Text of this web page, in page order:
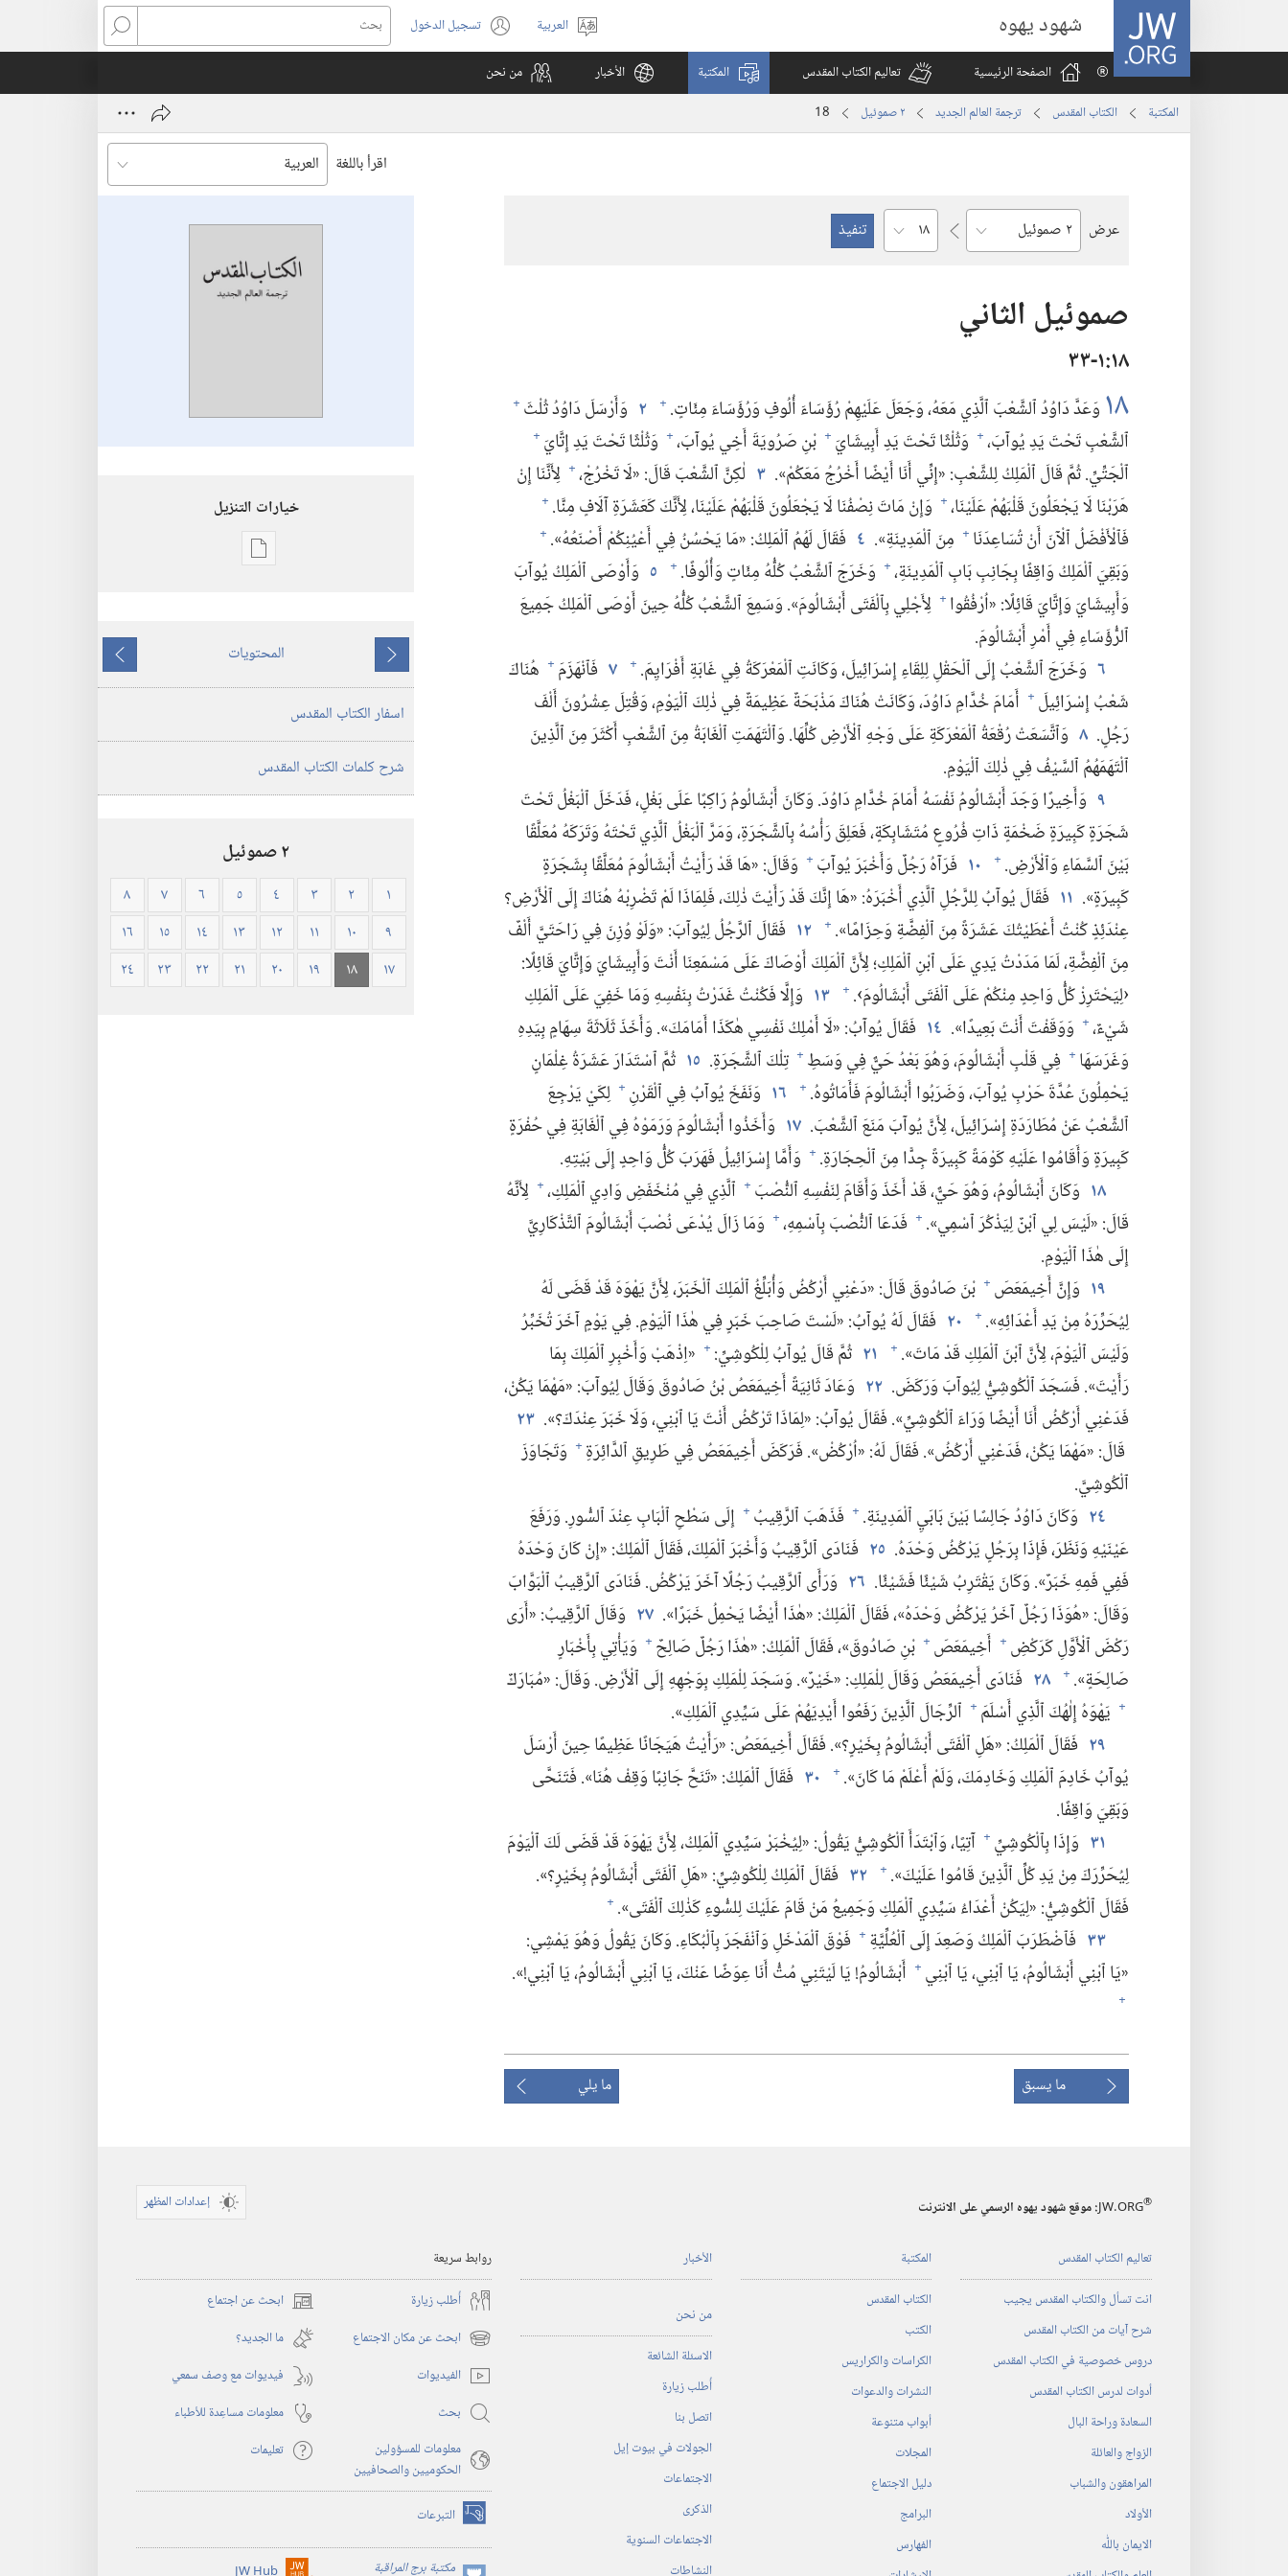
JW.ORG شهود يهوه
اختر
اللغة
العربية تسجيل الدخول
(يفتح
نافذة
بحث
الصفحة الرئيسية
تعاليم الكتاب المقدس المكتبة الأخبار من نحن
المكتبة الكتاب المقدس ترجمة العالم الجديد ٢ صموئيل 18
اقرأ باللغة
عرض
السفر
الفصل
صموئيل الثاني
١٨‏:‏١‏-٣٣
١٨ وَعَدَّ دَاوُدُ ٱلشَّعْبَ ٱلَّذِي مَعَهُ،‏ وَجَعَلَ عَلَيْهِمْ رُؤَسَاءَ أُلُوفٍ وَرُؤَسَاءَ مِئَاتٍ.‏ + ٢ وَأَرْسَلَ دَاوُدُ ثُلْثَ +
ٱلشَّعْبِ تَحْتَ يَدِ يُوآبَ،‏+ وَثُلْثًا تَحْتَ يَدِ أَبِيشَايَ + بْنِ صَرُويَةَ أَخِي يُوآبَ،‏+ وَثُلْثًا تَحْتَ يَدِ إِتَّايَ +
ٱلْجَتِّيِّ.‏ ثُمَّ قَالَ ٱلْمَلِكُ لِلشَّعْبِ:‏ «إِنِّي أَنَا أَيْضًا أَخْرُجُ مَعَكُمْ».‏ ٣ لٰكِنَّ ٱلشَّعْبَ قَالَ:‏ «لَا تَخْرُجْ،‏+ لِأَنَّنَا إِنْ
هَرَبْنَا لَا يَجْعَلُونَ قَلْبَهُمْ عَلَيْنَا،‏+ وَإِنْ مَاتَ نِصْفُنَا لَا يَجْعَلُونَ قَلْبَهُمْ عَلَيْنَا،‏ لِأَنَّكَ كَعَشَرَةِ آلَافٍ مِنَّا.‏ +
فَٱلْأَفْضَلُ ٱلْآنَ أَنْ تُسَاعِدَنَا + مِنَ ٱلْمَدِينَةِ».‏ ٤ فَقَالَ لَهُمُ ٱلْمَلِكُ:‏ «مَا يَحْسُنُ فِي أَعْيُنِكُمْ أَصْنَعُهُ».‏ +
وَبَقِيَ ٱلْمَلِكُ وَاقِفًا بِجَانِبِ بَابِ ٱلْمَدِينَةِ،‏+ وَخَرَجَ ٱلشَّعْبُ كُلُّهُ مِئَاتٍ وَأُلُوفًا.‏ + ٥ وَأَوْصَى ٱلْمَلِكُ يُوآبَ
وَأَبِيشَايَ وَإِتَّايَ قَائِلًا:‏ «اُرْفُقُوا + لِأَجْلِي بِٱلْفَتَى أَبْشَالُومَ».‏ وَسَمِعَ ٱلشَّعْبُ كُلُّهُ حِينَ أَوْصَى ٱلْمَلِكُ جَمِيعَ
ٱلرُّؤَسَاءِ فِي أَمْرِ أَبْشَالُومَ.‏
٦ وَخَرَجَ ٱلشَّعْبُ إِلَى ٱلْحَقْلِ لِلِقَاءِ إِسْرَائِيلَ،‏ وَكَانَتِ ٱلْمَعْرَكَةُ فِي غَابَةِ أَفْرَايِمَ.‏ + ٧ فَٱنْهَزَمَ + هُنَاكَ
شَعْبُ إِسْرَائِيلَ + أَمَامَ خُدَّامِ دَاوُدَ،‏ وَكَانَتْ هُنَاكَ مَذْبَحَةٌ عَظِيمَةٌ فِي ذٰلِكَ ٱلْيَوْمِ،‏ وَقُتِلَ عِشْرُونَ أَلْفَ
رَجُلٍ.‏ ٨ وَٱتَّسَعَتْ رُقْعَةُ ٱلْمَعْرَكَةِ عَلَى وَجْهِ ٱلْأَرْضِ كُلِّهَا.‏ وَٱلْتَهَمَتِ ٱلْغَابَةُ مِنَ ٱلشَّعْبِ أَكْثَرَ مِنَ ٱلَّذِينَ
ٱلْتَهَمَهُمُ ٱلسَّيْفُ فِي ذٰلِكَ ٱلْيَوْمِ.‏
٩ وَأَخِيرًا وَجَدَ أَبْشَالُومُ نَفْسَهُ أَمَامَ خُدَّامِ دَاوُدَ.‏ وَكَانَ أَبْشَالُومُ رَاكِبًا عَلَى بَغْلٍ،‏ فَدَخَلَ ٱلْبَغْلُ تَحْتَ
شَجَرَةٍ كَبِيرَةٍ ضَخْمَةٍ ذَاتِ فُرُوعٍ مُتَشَابِكَةٍ،‏ فَعَلِقَ رَأْسُهُ بِٱلشَّجَرَةِ،‏ وَمَرَّ ٱلْبَغْلُ ٱلَّذِي تَحْتَهُ وَتَرَكَهُ مُعَلَّقًا
بَيْنَ ٱلسَّمَاءِ وَٱلْأَرْضِ.‏ + ١٠ فَرَآهُ رَجُلٌ وَأَخْبَرَ يُوآبَ + وَقَالَ:‏ «هَا قَدْ رَأَيْتُ أَبْشَالُومَ مُعَلَّقًا بِشَجَرَةٍ
كَبِيرَةٍ».‏ ١١ فَقَالَ يُوآبُ لِلرَّجُلِ ٱلَّذِي أَخْبَرَهُ:‏ «هَا إِنَّكَ قَدْ رَأَيْتَ ذٰلِكَ،‏ فَلِمَاذَا لَمْ تَضْرِبْهُ هُنَاكَ إِلَى ٱلْأَرْضِ؟‏
عِنْدَئِذٍ كُنْتُ أَعْطَيْتُكَ عَشَرَةً مِنَ ٱلْفِضَّةِ وَحِزَامًا».‏ + ١٢ فَقَالَ ٱلرَّجُلُ لِيُوآبَ:‏ «وَلَوْ وُزِنَ فِي رَاحَتَيَّ أَلْفٌ
مِنَ ٱلْفِضَّةِ،‏ لَمَا مَدَدْتُ يَدِي عَلَى ٱبْنِ ٱلْمَلِكِ؛‏ لِأَنَّ ٱلْمَلِكَ أَوْصَاكَ عَلَى مَسْمَعِنَا أَنْتَ وَأَبِيشَايَ وَإِتَّايَ قَائِلًا:‏
‹لِيَحْتَرِزْ كُلُّ وَاحِدٍ مِنْكُمْ عَلَى ٱلْفَتَى أَبْشَالُومَ›.‏ + ١٣ وَإِلَّا فَكُنْتُ غَدَرْتُ بِنَفْسِهِ وَمَا خَفِيَ عَلَى ٱلْمَلِكِ
شَيْءٌ،‏+ وَوَقَفْتَ أَنْتَ بَعِيدًا».‏ ١٤ فَقَالَ يُوآبُ:‏ «لَا أَمْلِكُ نَفْسِي هٰكَذَا أَمَامَكَ».‏ وَأَخَذَ ثَلَاثَةَ سِهَامٍ بِيَدِهِ
وَغَرَسَهَا + فِي قَلْبِ أَبْشَالُومَ،‏ وَهُوَ بَعْدُ حَيٌّ فِي وَسَطِ + تِلْكَ ٱلشَّجَرَةِ.‏ ١٥ ثُمَّ ٱسْتَدَارَ عَشَرَةُ غِلْمَانٍ
يَحْمِلُونَ عُدَّةَ حَرْبِ يُوآبَ،‏ وَضَرَبُوا أَبْشَالُومَ فَأَمَاتُوهُ.‏ + ١٦ وَنَفَخَ يُوآبُ فِي ٱلْقَرْنِ + لِكَيْ يَرْجِعَ
ٱلشَّعْبُ عَنْ مُطَارَدَةِ إِسْرَائِيلَ،‏ لِأَنَّ يُوآبَ مَنَعَ ٱلشَّعْبَ.‏ ١٧ وَأَخَذُوا أَبْشَالُومَ وَرَمَوْهُ فِي ٱلْغَابَةِ فِي حُفْرَةٍ
كَبِيرَةٍ وَأَقَامُوا عَلَيْهِ كَوْمَةً كَبِيرَةً جِدًّا مِنَ ٱلْحِجَارَةِ.‏ + وَأَمَّا إِسْرَائِيلُ فَهَرَبَ كُلُّ وَاحِدٍ إِلَى بَيْتِهِ.‏
١٨ وَكَانَ أَبْشَالُومُ،‏ وَهُوَ حَيٌّ،‏ قَدْ أَخَذَ وَأَقَامَ لِنَفْسِهِ ٱلنُّصْبَ + ٱلَّذِي فِي مُنْخَفَضِ وَادِي ٱلْمَلِكِ،‏+ لِأَنَّهُ
قَالَ:‏ «لَيْسَ لِي ٱبْنٌ لِيَذْكُرَ ٱسْمِي».‏ + فَدَعَا ٱلنُّصْبَ بِٱسْمِهِ،‏+ وَمَا زَالَ يُدْعَى نُصْبَ أَبْشَالُومَ ٱلتَّذْكَارِيَّ
إِلَى هٰذَا ٱلْيَوْمِ.‏
١٩ وَإِنَّ أَخِيمَعَصَ + بْنَ صَادُوقَ قَالَ:‏ «دَعْنِي أَرْكُضُ وَأُبَلِّغُ ٱلْمَلِكَ ٱلْخَبَرَ،‏ لِأَنَّ يَهْوَهَ قَدْ قَضَى لَهُ
لِيُحَرِّرَهُ مِنْ يَدِ أَعْدَائِهِ».‏ + ٢٠ فَقَالَ لَهُ يُوآبُ:‏ «لَسْتَ صَاحِبَ خَبَرٍ فِي هٰذَا ٱلْيَوْمِ.‏ فِي يَوْمٍ آخَرَ تُخَبِّرُ
وَلَيْسَ ٱلْيَوْمَ،‏ لِأَنَّ ٱبْنَ ٱلْمَلِكِ قَدْ مَاتَ».‏ + ٢١ ثُمَّ قَالَ يُوآبُ لِلْكُوشِيِّ:‏ + «اِذْهَبْ وَأَخْبِرِ ٱلْمَلِكَ بِمَا
رَأَيْتَ».‏ فَسَجَدَ ٱلْكُوشِيُّ لِيُوآبَ وَرَكَضَ.‏ ٢٢ وَعَادَ ثَانِيَةً أَخِيمَعَصُ بْنُ صَادُوقَ وَقَالَ لِيُوآبَ:‏ «مَهْمَا يَكُنْ،‏
فَدَعْنِي أَرْكُضُ أَنَا أَيْضًا وَرَاءَ ٱلْكُوشِيِّ».‏ فَقَالَ يُوآبُ:‏ «لِمَاذَا تَرْكُضُ أَنْتَ يَا ٱبْنِي،‏ وَلَا خَبَرَ عِنْدَكَ؟‏».‏ ٢٣
قَالَ:‏ «مَهْمَا يَكُنْ،‏ فَدَعْنِي أَرْكُضُ».‏ فَقَالَ لَهُ:‏ «اُرْكُضْ».‏ فَرَكَضَ أَخِيمَعَصُ فِي طَرِيقِ ٱلدَّائِرَةِ + وَتَجَاوَزَ
ٱلْكُوشِيَّ.‏
٢٤ وَكَانَ دَاوُدُ جَالِسًا بَيْنَ بَابَيِ ٱلْمَدِينَةِ.‏ + فَذَهَبَ ٱلرَّقِيبُ + إِلَى سَطْحِ ٱلْبَابِ عِنْدَ ٱلسُّورِ.‏ وَرَفَعَ
عَيْنَيْهِ وَنَظَرَ،‏ فَإِذَا بِرَجُلٍ يَرْكُضُ وَحْدَهُ.‏ ٢٥ فَنَادَى ٱلرَّقِيبُ وَأَخْبَرَ ٱلْمَلِكَ،‏ فَقَالَ ٱلْمَلِكُ:‏ «إِنْ كَانَ وَحْدَهُ
فَفِي فَمِهِ خَبَرٌ».‏ وَكَانَ يَقْتَرِبُ شَيْئًا فَشَيْئًا.‏ ٢٦ وَرَأَى ٱلرَّقِيبُ رَجُلًا آخَرَ يَرْكُضُ.‏ فَنَادَى ٱلرَّقِيبُ ٱلْبَوَّابَ
وَقَالَ:‏ «هُوَذَا رَجُلٌ آخَرُ يَرْكُضُ وَحْدَهُ»،‏ فَقَالَ ٱلْمَلِكُ:‏ «هٰذَا أَيْضًا يَحْمِلُ خَبَرًا».‏ ٢٧ وَقَالَ ٱلرَّقِيبُ:‏ «أَرَى
رَكْضَ ٱلْأَوَّلِ كَرَكْضِ + أَخِيمَعَصَ + بْنِ صَادُوقَ»،‏ فَقَالَ ٱلْمَلِكُ:‏ «هٰذَا رَجُلٌ صَالِحٌ + وَيَأْتِي بِأَخْبَارٍ
صَالِحَةٍ».‏ + ٢٨ فَنَادَى أَخِيمَعَصُ وَقَالَ لِلْمَلِكِ:‏ «خَيْرٌ».‏ وَسَجَدَ لِلْمَلِكِ بِوَجْهِهِ إِلَى ٱلْأَرْضِ.‏ وَقَالَ:‏ «مُبَارَكٌ
+ يَهْوَهُ إِلٰهُكَ ٱلَّذِي أَسْلَمَ + ٱلرِّجَالَ ٱلَّذِينَ رَفَعُوا أَيْدِيَهُمْ عَلَى سَيِّدِي ٱلْمَلِكِ».‏
٢٩ فَقَالَ ٱلْمَلِكُ:‏ «هَلِ ٱلْفَتَى أَبْشَالُومُ بِخَيْرٍ؟‏».‏ فَقَالَ أَخِيمَعَصُ:‏ «رَأَيْتُ هَيَجَانًا عَظِيمًا حِينَ أَرْسَلَ
يُوآبُ خَادِمَ ٱلْمَلِكِ وَخَادِمَكَ،‏ وَلَمْ أَعْلَمْ مَا كَانَ».‏ + ٣٠ فَقَالَ ٱلْمَلِكُ:‏ «تَنَحَّ جَانِبًا وَقِفْ هُنَا».‏ فَتَنَحَّى
وَبَقِيَ وَاقِفًا.‏
٣١ وَإِذَا بِٱلْكُوشِيِّ + آتِيًا،‏ وَٱبْتَدَأَ ٱلْكُوشِيُّ يَقُولُ:‏ «لِيُخْبَرْ سَيِّدِي ٱلْمَلِكُ،‏ لِأَنَّ يَهْوَهَ قَدْ قَضَى لَكَ ٱلْيَوْمَ
لِيُحَرِّرَكَ مِنْ يَدِ كُلِّ ٱلَّذِينَ قَامُوا عَلَيْكَ».‏ + ٣٢ فَقَالَ ٱلْمَلِكُ لِلْكُوشِيِّ:‏ «هَلِ ٱلْفَتَى أَبْشَالُومُ بِخَيْرٍ؟‏».‏
فَقَالَ ٱلْكُوشِيُّ:‏ «لِيَكُنْ أَعْدَاءُ سَيِّدِي ٱلْمَلِكِ وَجَمِيعُ مَنْ قَامَ عَلَيْكَ لِلسُّوءِ كَذٰلِكَ ٱلْفَتَى».‏ +
٣٣ فَٱضْطَرَبَ ٱلْمَلِكُ وَصَعِدَ إِلَى ٱلْعُلِّيَّةِ + فَوْقَ ٱلْمَدْخَلِ وَٱنْفَجَرَ بِٱلْبُكَاءِ.‏ وَكَانَ يَقُولُ وَهُوَ يَمْشِي:‏
«يَا ٱبْنِي أَبْشَالُومُ،‏ يَا ٱبْنِي،‏ يَا ٱبْنِي + أَبْشَالُومُ!‏ يَا لَيْتَنِي مُتُّ أَنَا عِوَضًا عَنْكَ،‏ يَا ٱبْنِي أَبْشَالُومُ،‏ يَا ٱبْنِي!‏».‏
+
ما يسبق ما يلي
خيارات التنزيل
خيارات
العالم
الجديد
المقدس
المنقحة
ما
يسبق
المحتويات
ما
يلي
اسفار الكتاب المقدس
شرح كلمات الكتاب المقدس
٢ صموئيل
١ ٢ ٣ ٤ ٥ ٦ ٧
٨
٩
١٠ ١١ ١٢ ١٣ ١٤ ١٥
١٦
١٧
١٨ ١٩ ٢٠ ٢١ ٢٢ ٢٣ ٢٤
JW.ORG® :‏ موقع شهود يهوه الرسمي على الانترنت إعدادات المظهر
تعاليم الكتاب المقدس
انت تسأل والكتاب المقدس يجيب
شرح آيات من الكتاب المقدس
دروس خصوصية في الكتاب المقدس
أدوات لدرس الكتاب المقدس
السعادة وراحة البال
الزواج والعائلة
المراهقون والشباب
الأولاد
الايمان باللّٰه
المكتبة
الكتاب المقدس
الكتب
الكراسات والكراريس
النشرات والدعوات
أبواب متنوعة
المجلات
دليل الاجتماع
البرامج
الفهارس
الأخبار
من نحن
الاسئلة الشائعة
أُطلب زيارة
اتصل بنا
الجولات في بيوت إيل
الاجتماعات
الذكرى
الاجتماعات السنوية
النشاطات
روابط سريعة
أُطلب زيارة
ابحث عن اجتماع (يفتح
نافذة
جديدة)
ابحث عن مكان الاجتماع (يفتح
نافذة
جديدة)
ما الجديد؟‏
الفيديوات
فيديوات مع وصف سمعي
بحث
معلومات مساعِدة للأطباء
معلومات للمسؤولين
الحكوميين والصحافيين
تعليمات
التبرعات (يفتح
نافذة
جديدة) مكتبة برج المراقبة